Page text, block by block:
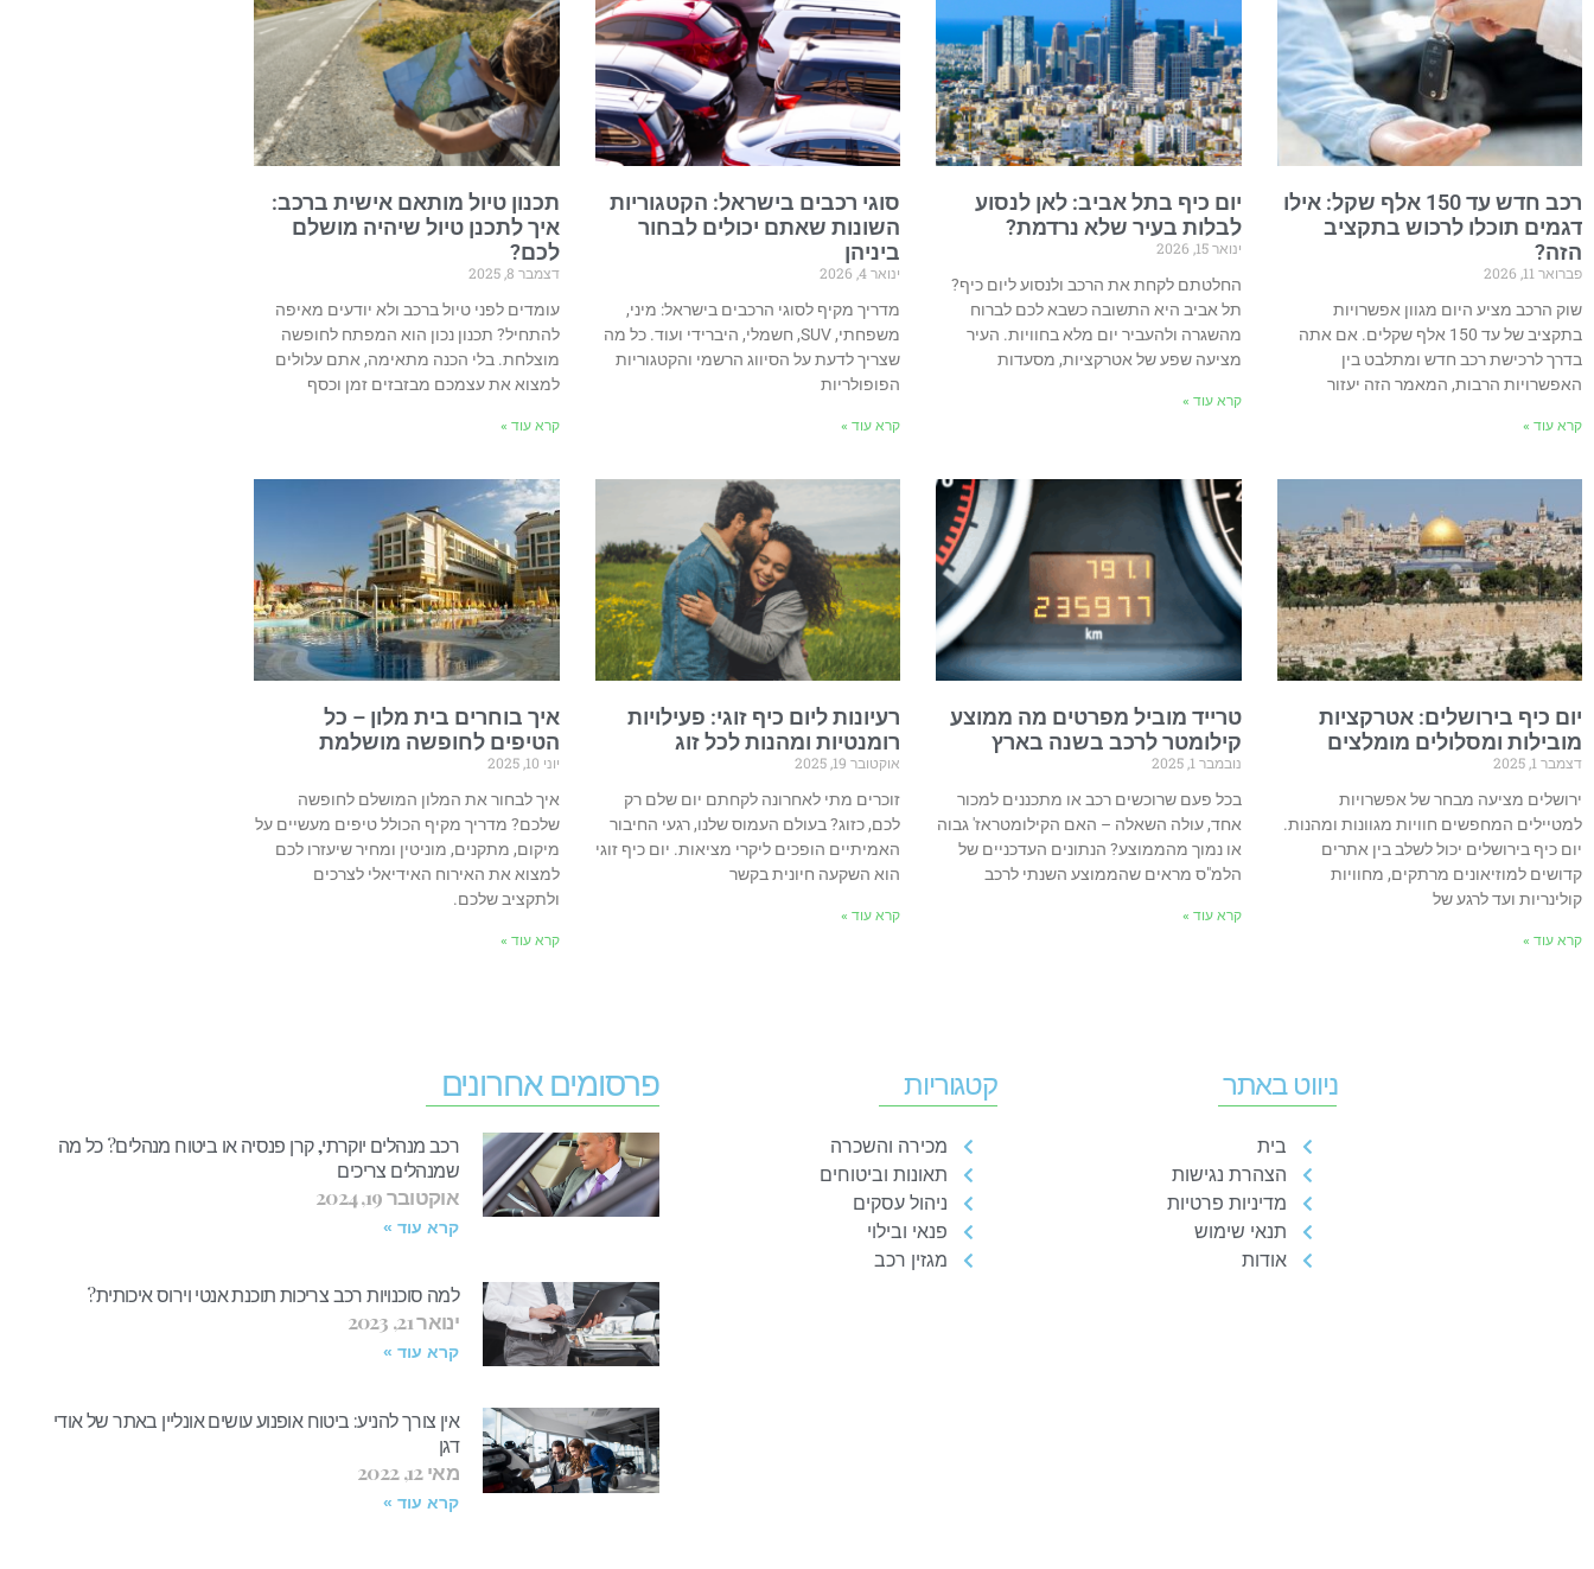
רכב חדש עד 150 אלף שקל: אילו
דגמים תוכלו לרכוש בתקציב
הזה?
פברואר 11, 2026
שוק הרכב מציע היום מגוון אפשרויות
בתקציב של עד 150 אלף שקלים. אם אתה
בדרך לרכישת רכב חדש ומתלבט בין
האפשרויות הרבות, המאמר הזה יעזור
קרא עוד »
יום כיף בתל אביב: לאן לנסוע
לבלות בעיר שלא נרדמת?
ינואר 15, 2026
החלטתם לקחת את הרכב ולנסוע ליום כיף?
תל אביב היא התשובה כשבא לכם לברוח
מהשגרה ולהעביר יום מלא בחוויות. העיר
מציעה שפע של אטרקציות, מסעדות
קרא עוד »
סוגי רכבים בישראל: הקטגוריות
השונות שאתם יכולים לבחור
ביניהן
ינואר 4, 2026
מדריך מקיף לסוגי הרכבים בישראל: מיני,
משפחתי, SUV, חשמלי, היברידי ועוד. כל מה
שצריך לדעת על הסיווג הרשמי והקטגוריות
הפופולריות
קרא עוד »
תכנון טיול מותאם אישית ברכב:
איך לתכנן טיול שיהיה מושלם
לכם?
דצמבר 8, 2025
עומדים לפני טיול ברכב ולא יודעים מאיפה
להתחיל? תכנון נכון הוא המפתח לחופשה
מוצלחת. בלי הכנה מתאימה, אתם עלולים
למצוא את עצמכם מבזבזים זמן וכסף
קרא עוד »
יום כיף בירושלים: אטרקציות
מובילות ומסלולים מומלצים
דצמבר 1, 2025
ירושלים מציעה מבחר של אפשרויות
למטיילים המחפשים חוויות מגוונות ומהנות.
יום כיף בירושלים יכול לשלב בין אתרים
קדושים למוזיאונים מרתקים, מחוויות
קולינריות ועד לרגע של
קרא עוד »
טרייד מוביל מפרטים מה ממוצע
קילומטר לרכב בשנה בארץ
נובמבר 1, 2025
בכל פעם שרוכשים רכב או מתכננים למכור
אחד, עולה השאלה – האם הקילומטראז' גבוה
או נמוך מהממוצע? הנתונים העדכניים של
הלמ"ס מראים שהממוצע השנתי לרכב
קרא עוד »
רעיונות ליום כיף זוגי: פעילויות
רומנטיות ומהנות לכל זוג
אוקטובר 19, 2025
זוכרים מתי לאחרונה לקחתם יום שלם רק
לכם, כזוג? בעולם העמוס שלנו, רגעי החיבור
האמיתיים הופכים ליקרי מציאות. יום כיף זוגי
הוא השקעה חיונית בקשר
קרא עוד »
איך בוחרים בית מלון – כל
הטיפים לחופשה מושלמת
יוני 10, 2025
איך לבחור את המלון המושלם לחופשה
שלכם? מדריך מקיף הכולל טיפים מעשיים על
מיקום, מתקנים, מוניטין ומחיר שיעזרו לכם
למצוא את האירוח האידיאלי לצרכים
ולתקציב שלכם.
קרא עוד »
ניווט באתר
בית
הצהרת נגישות
מדיניות פרטיות
תנאי שימוש
אודות
קטגוריות
מכירה והשכרה
תאונות וביטוחים
ניהול עסקים
פנאי ובילוי
מגזין רכב
פרסומים אחרונים
רכב מנהלים יוקרתי, קרן פנסיה או ביטוח מנהלים? כל מה
שמנהלים צריכים
אוקטובר 19, 2024
קרא עוד »
למה סוכנויות רכב צריכות תוכנת אנטי וירוס איכותית?
ינואר 21, 2023
קרא עוד »
אין צורך להניע: ביטוח אופנוע עושים אונליין באתר של אודי
דגן
מאי 12, 2022
קרא עוד »